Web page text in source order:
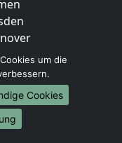
um die
Cookies